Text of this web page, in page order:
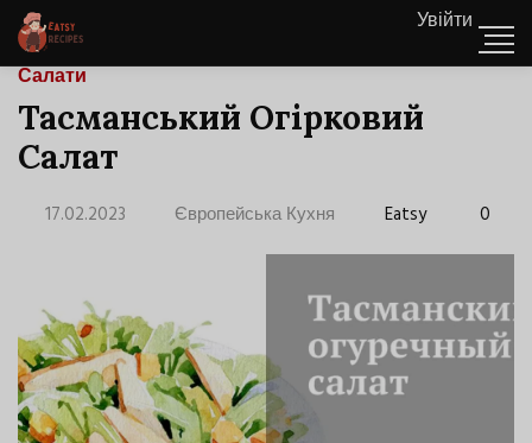
Увійти
Салати
Тасманський Огірковий
Салат
17.02.2023 Європейська Кухня Eatsy 0